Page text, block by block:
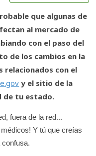
que algunas de
al mercado de
con el paso del
de los cambios en la
relacionados con el
y el sitio de la
de tu estado.
fuera de la red...
Y tú que creías